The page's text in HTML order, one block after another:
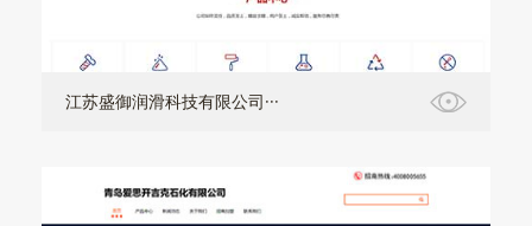
江苏盛御润滑科技有限公司···